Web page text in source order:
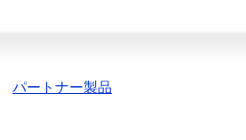
パートナー製品